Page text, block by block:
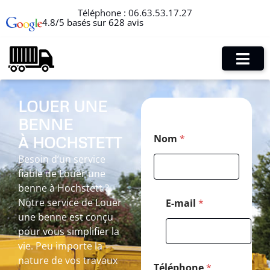
Téléphone : 06.63.53.17.27
4.8/5 basés sur 628 avis
LOUER UNE
BENNE
À HOCHSTETT
Besoin d’un service
fiable de Louer une
benne à Hochstett ?
Notre service de Louer
une benne est conçu
pour vous simplifier la
vie. Peu importe la
nature de vos travaux
Nom *
E-mail *
s
a
g
e
M
e
s
s
a
g